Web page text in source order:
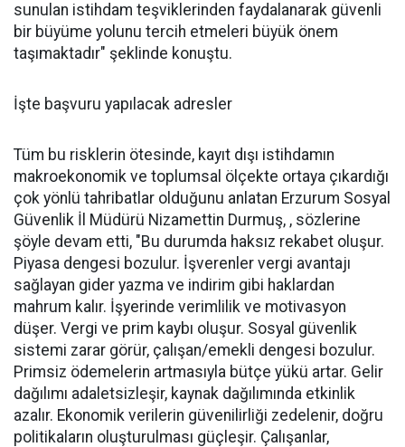
sunulan istihdam teşviklerinden faydalanarak güvenli
bir büyüme yolunu tercih etmeleri büyük önem
taşımaktadır" şeklinde konuştu.
İşte başvuru yapılacak adresler
Tüm bu risklerin ötesinde, kayıt dışı istihdamın
makroekonomik ve toplumsal ölçekte ortaya çıkardığı
çok yönlü tahribatlar olduğunu anlatan Erzurum Sosyal
Güvenlik İl Müdürü Nizamettin Durmuş, , sözlerine
şöyle devam etti, "Bu durumda haksız rekabet oluşur.
Piyasa dengesi bozulur. İşverenler vergi avantajı
sağlayan gider yazma ve indirim gibi haklardan
mahrum kalır. İşyerinde verimlilik ve motivasyon
düşer. Vergi ve prim kaybı oluşur. Sosyal güvenlik
sistemi zarar görür, çalışan/emekli dengesi bozulur.
Primsiz ödemelerin artmasıyla bütçe yükü artar. Gelir
dağılımı adaletsizleşir, kaynak dağılımında etkinlik
azalır. Ekonomik verilerin güvenilirliği zedelenir, doğru
politikaların oluşturulması güçleşir. Çalışanlar,